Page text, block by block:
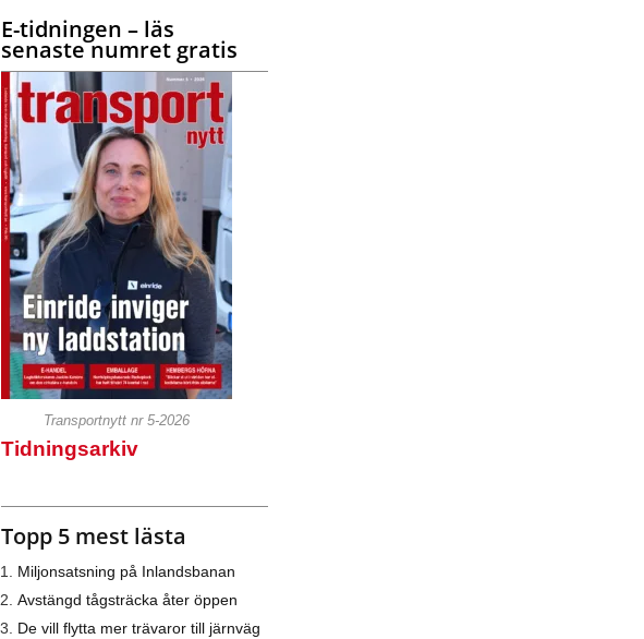
E-tidningen – läs
senaste numret gratis
Transportnytt nr 5-2026
Tidningsarkiv
Topp 5 mest lästa
Miljonsatsning på Inlandsbanan
Avstängd tågsträcka åter öppen
De vill flytta mer trävaror till järnväg